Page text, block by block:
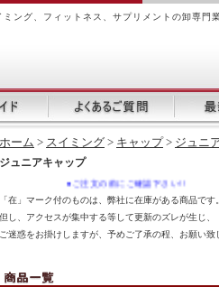
ミング、フィットネス、サプリメントの卸専門
ホーム > スイミング > キャップ> ジュニ
ジュニアキャップ
●ご注文の前にご確認下さい!!
「在」マーク付のものは、弊社に在庫がある商品で
但し、アクセスが集中する等して更新のズレが生じ
ご迷惑をお掛けしますが、予めご了承の程、お願い致